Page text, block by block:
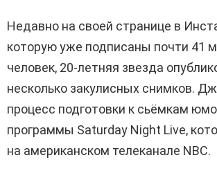
Недавно на своей странице в
которую уже подписаны почти 41
человек, 20-летняя звезда
несколько закулисных снимков.
процесс подготовки к сьёмкам
программы Saturday Night Live,
на американском телеканале NBC.